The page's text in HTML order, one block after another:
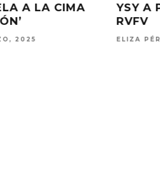
LOLA ÍNDIGO Y
COMPARTEN ‘PERREITO
PA’LLORAR’